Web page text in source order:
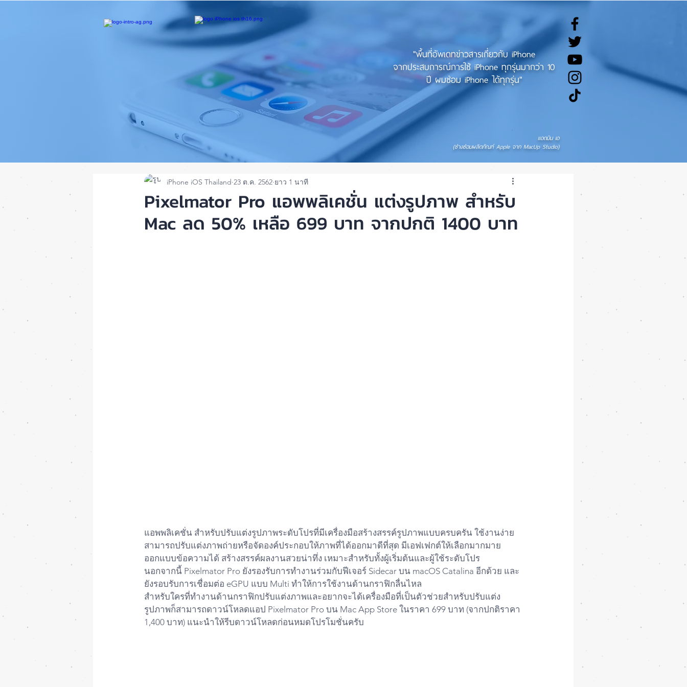
"พื้นที่อัพเดทข่าวสารเกี่ยวกับ iPhone
จากประสบการณ์การใช้ iPhone ทุกรุ่นมากว่า 10
ปี ผมซ่อม iPhone ได้ทุกรุ่น"
แอดมิน เอ
(ช่างซ่อมผลิตภัณฑ์ Apple จาก MacUp Studio)
Pixelmator Pro แอพพลิเคชั่น แต่งรูปภาพ สำหรับ
Mac ลด 50% เหลือ 699 บาท จากปกติ 1400 บาท
iPhone iOS Thailand 23 ต.ค. 2562 ยาว 1 นาที
แอพพลิเคชั่น สำหรับปรับแต่งรูปภาพระดับโปรที่มีเครื่องมือสร้างสรรค์รูปภาพแบบครบครัน ใช้งานง่าย
สามารถปรับแต่งภาพถ่ายหรือจัดองค์ประกอบให้ภาพที่ได้ออกมาดีที่สุด มีเอฟเฟกต์ให้เลือกมากมาย
ออกแบบข้อความได้ สร้างสรรค์ผลงานสวยน่าทึ่ง เหมาะสำหรับทั้งผู้เริ่มต้นและผู้ใช้ระดับโปร
นอกจากนี้ Pixelmator Pro ยังรองรับการทำงานร่วมกับฟีเจอร์ Sidecar บน macOS Catalina อีกด้วย และ
ยังรอบรับการเชื่อมต่อ eGPU แบบ Multi ทำให้การใช้งานด้านกราฟิกลื่นไหล
สำหรับใครที่ทำงานด้านกราฟิกปรับแต่งภาพและอยากจะได้เครื่องมือที่เป็นตัวช่วยสำหรับปรับแต่ง
รูปภาพก็สามารถดาวน์โหลดแอป Pixelmator Pro บน Mac App Store ในราคา 699 บาท (จากปกติราคา
1,400 บาท) แนะนำให้รีบดาวน์โหลดก่อนหมดโปรโมชั่นครับ